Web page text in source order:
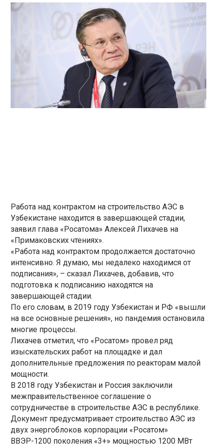
Работа над контрактом на строительство АЭС в
Узбекистане находится в завершающей стадии,
заявил глава «Росатома» Алексей Лихачев на
«Примаковских чтениях».
«Работа над контрактом продолжается достаточно
интенсивно. Я думаю, мы недалеко находимся от
подписания», – сказал Лихачев, добавив, что
подготовка к подписанию находятся на
завершающей стадии.
По его словам, в 2019 году Узбекистан и РФ «вышли
на все основные решения», но пандемия остановила
многие процессы.
Лихачев отметил, что «Росатом» провел ряд
изыскательских работ на площадке и дал
дополнительные предложения по реакторам малой
мощности.
В 2018 году Узбекистан и Россия заключили
межправительственное соглашение о
сотрудничестве в строительстве АЭС в республике.
Документ предусматривает строительство АЭС из
двух энергоблоков корпорации «Росатом»
ВВЭР-1200 поколения «3+» мощностью 1200 МВт